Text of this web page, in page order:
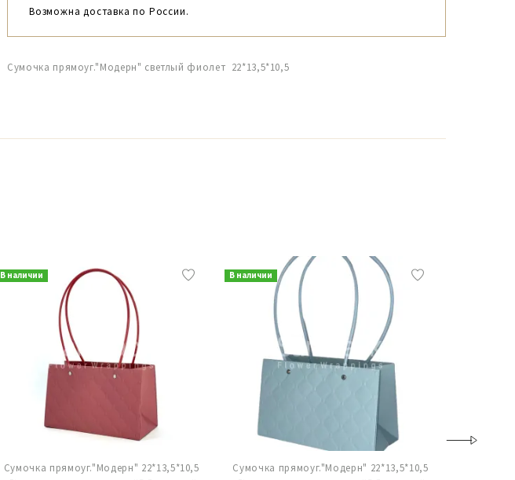
Возможна доставка по России.
Сумочка прямоуг."Модерн" светлый фиолет 22*13,5*10,5
В наличии
Сумочка прямоуг."Модерн" 22*13,5*10,5
В наличии
Сумочка прямоуг."Модерн" 22*13,5*10,5